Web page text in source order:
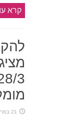
קרא
21 במרץ, 2024 | 4:04